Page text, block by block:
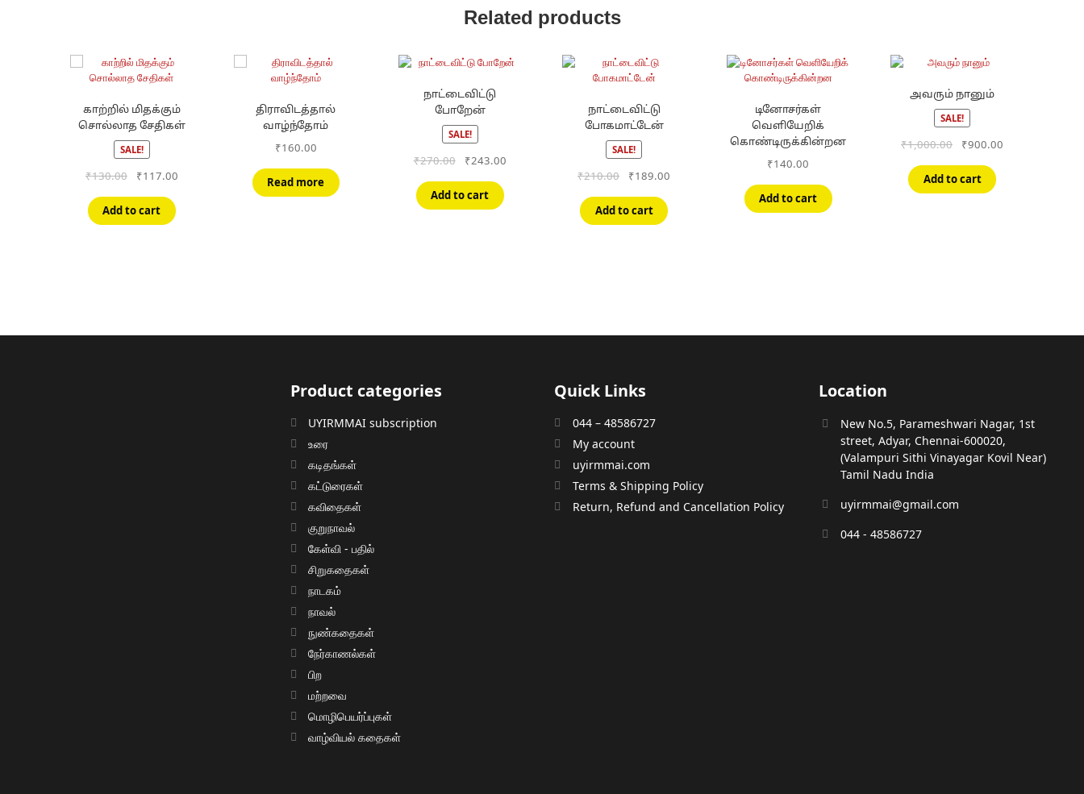
Related products
காற்றில் மிதக்கும்
சொல்லாத சேதிகள்
SALE!
₹130.00
Original
was:
₹130.00.
₹117.00Current
Add to cart
திராவிடத்தால்
வாழ்ந்தோம்
₹160.00
Read more
நாட்டைவிட்டு
போறேன்
SALE!
₹270.00
Original
was:
₹270.00.
₹243.00Current
Add to cart
நாட்டைவிட்டு
போகமாட்டேன்
SALE!
₹210.00
Original
was:
₹210.00.
₹189.00
Add to cart
டினோசர்கள்
வெளியேறிக்
கொண்டிருக்கின்றன
₹140.00
Add to cart
அவரும் நானும்
SALE!
₹1,000.00
Original
was:
₹1,000.00.
₹900.00
Add to cart
Product categories
UYIRMMAI subscription
உரை
கடிதங்கள்
கட்டுரைகள்
கவிதைகள்
குறுநாவல்
கேள்வி - பதில்
சிறுகதைகள்
நாடகம்
நாவல்
நுண்கதைகள்
நேர்காணல்கள்
பிற
மற்றவை
மொழிபெயர்ப்புகள்
வாழ்வியல் கதைகள்
Quick Links
044 – 48586727
My account
uyirmmai.com
Terms & Shipping Policy
Return, Refund and Cancellation Policy
Location
New No.5, Parameshwari Nagar, 1st
street, Adyar, Chennai-600020,
(Valampuri Sithi Vinayagar Kovil Near)
Tamil Nadu India
uyirmmai@gmail.com
044 - 48586727